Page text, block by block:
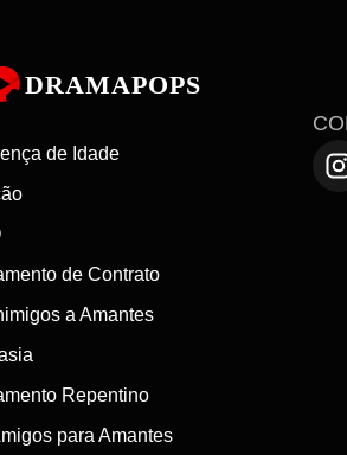
para streaming. Cada entrada mostra um tom
tocam um após o outro para manter o ímpeto,
cada reviravolta até seu próximo giro abrupto.
DRAMAPOPS
de Idade
de Contrato
a Amantes
Repentino
para Amantes